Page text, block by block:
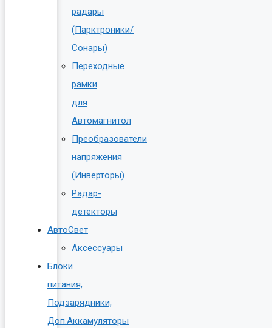
радары
(Парктроники/
Сонары)
Переходные
рамки
для
Автомагнитол
Преобразователи
напряжения
(Инверторы)
Радар-
детекторы
АвтоСвет
Аксессуары
Блоки
питания,
Подзарядники,
Доп.Аккамуляторы